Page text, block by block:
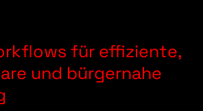
für effiziente,
und bürgernahe